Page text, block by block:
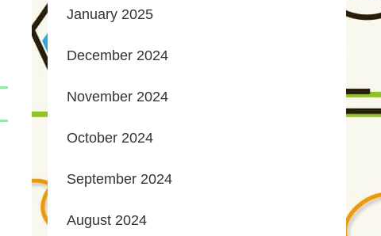
January 2025
December 2024
November 2024
October 2024
September 2024
August 2024